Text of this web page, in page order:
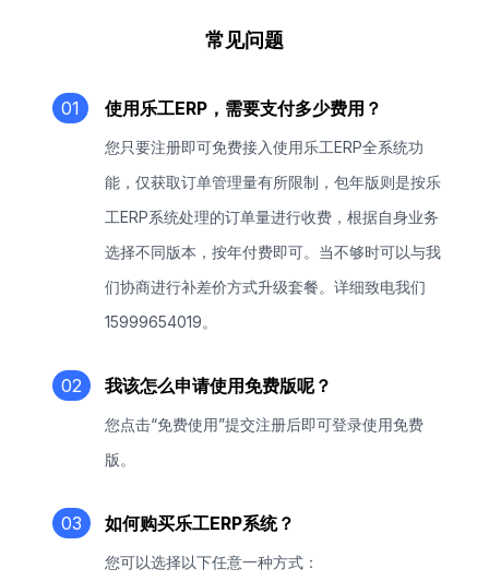
常见问题
01 使用乐工ERP，需要支付多少费用？
您只要注册即可免费接入使用乐工ERP全系统功
能，仅获取订单管理量有所限制，包年版则是按乐
工ERP系统处理的订单量进行收费，根据自身业务
选择不同版本，按年付费即可。当不够时可以与我
们协商进行补差价方式升级套餐。详细致电我们
15999654019。
02 我该怎么申请使用免费版呢？
您点击“免费使用”提交注册后即可登录使用免费
版。
03 如何购买乐工ERP系统？
您可以选择以下任意一种方式：